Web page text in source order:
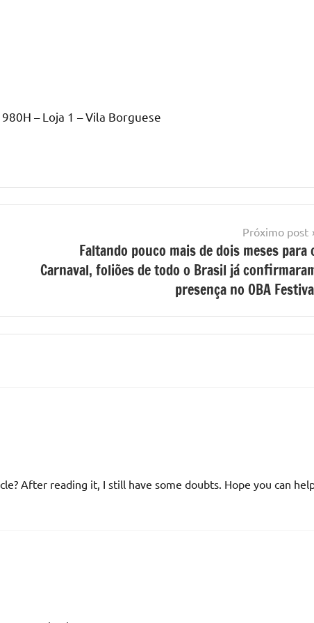
– Loja 1 – Vila Borguese
Próximo post
Faltando pouco mais de dois meses para
Carnaval, foliões de todo o Brasil já
presença no OBA
After reading it, I still have some doubts. Hope you can